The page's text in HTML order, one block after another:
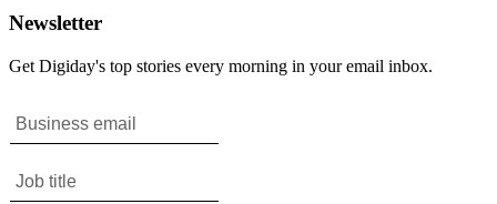
Newsletter
Get Digiday's top stories every morning in your email inbox.